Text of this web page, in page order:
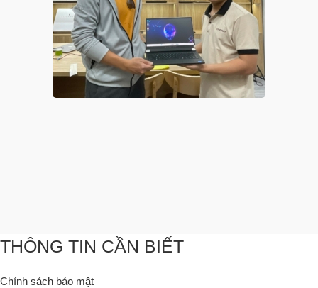
THÔNG TIN CẦN BIẾT
Chính sách bảo mật